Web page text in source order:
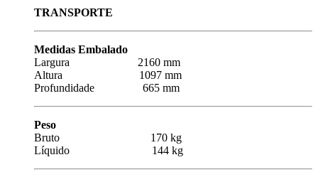
TRANSPORTE
Medidas Embalado
Largura 2160 mm
Altura 1097 mm
Profundidade 665 mm
Peso
Bruto 170 kg
Líquido 144 kg